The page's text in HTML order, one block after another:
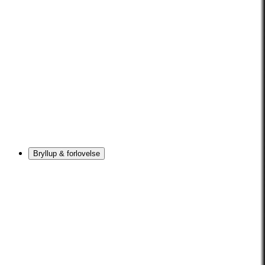
Bryllup & forlovelse